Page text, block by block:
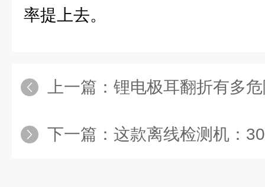
率提上去。
上一篇： 锂电极耳翻折有多危险？这款检测
下一篇： 这款离线检测机：30 秒建